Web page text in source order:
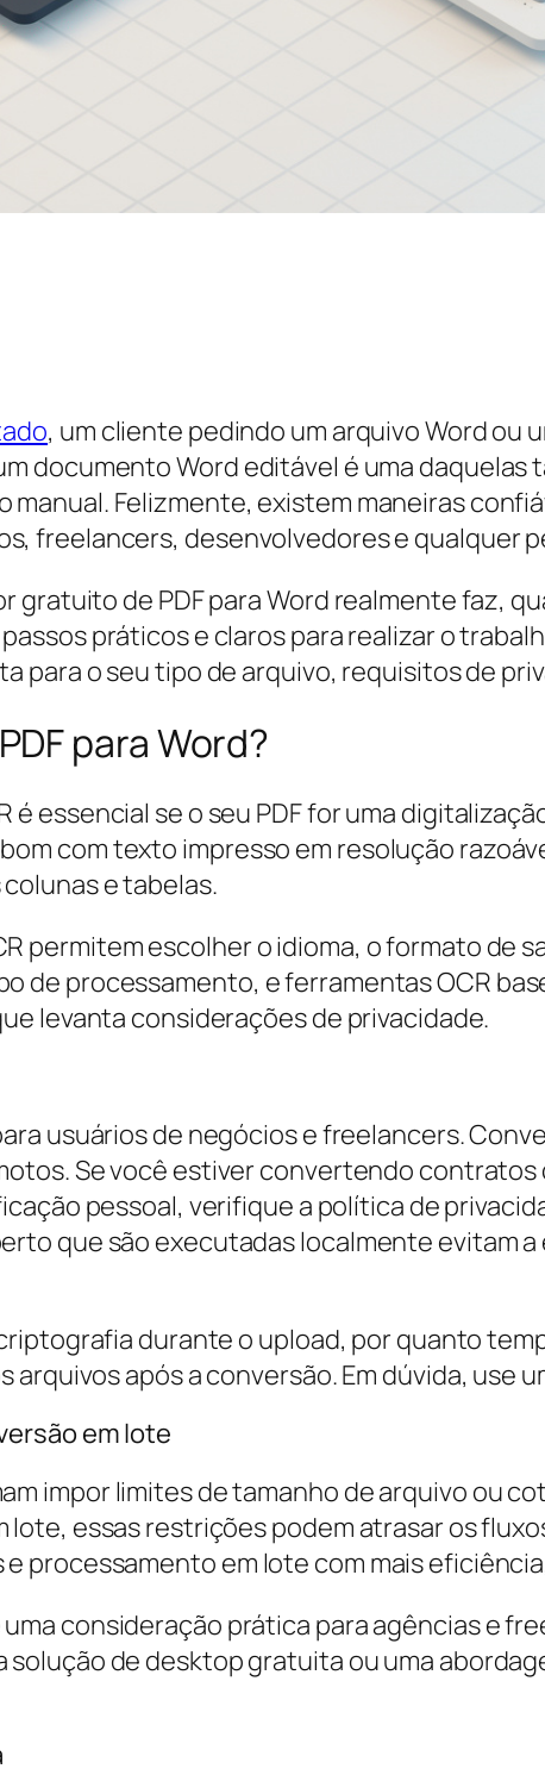
, um cliente pedindo um arquivo Word ou
documento Word editável é uma
Felizmente, existem maneiras
freelancers, desenvolvedores e qualquer
gratuito de PDF para Word realmente faz,
práticos e claros para realizar o
para o seu tipo de arquivo, requisitos de
para Word?
essencial se o seu PDF for uma
com texto impresso em resolução
e tabelas.
permitem escolher o idioma, o formato de
de processamento, e ferramentas OCR
levanta considerações de privacidade.
usuários de negócios e freelancers.
Se você estiver convertendo
pessoal, verifique a política de
que são executadas localmente evitam
durante o upload, por quanto
após a conversão. Em dúvida, use
em lote
impor limites de tamanho de arquivo ou
lote, essas restrições podem atrasar os
processamento em lote com mais
consideração prática para agências e
solução de desktop gratuita ou uma